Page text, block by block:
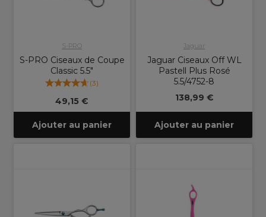
S-PRO
S-PRO Ciseaux de Coupe
Classic 5.5"
(3)
49,15 €
Ajouter au panier
Jaguar
Jaguar Ciseaux Off WL
Pastell Plus Rosé
5.5/4752-8
138,99 €
Ajouter au panier